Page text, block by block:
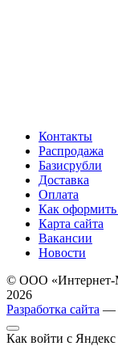
Контакты
Распродажа
Базисрубли
Доставка
Оплата
Как оформить
Карта сайта
Вакансии
Новости
© ООО «Интернет-
2026
Разработка сайта —
Как войти с